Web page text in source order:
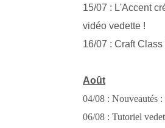
15/07 : L'Accent
vidéo vedette !
16/07 : Craft
Août
04/08 : Nouveautés
06/08 : Tutoriel